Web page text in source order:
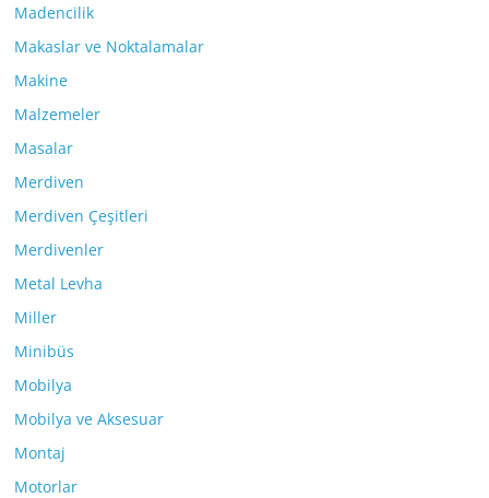
Madencilik
Makaslar ve Noktalamalar
Makine
Malzemeler
Masalar
Merdiven
Merdiven Çeşitleri
Merdivenler
Metal Levha
Miller
Minibüs
Mobilya
Mobilya ve Aksesuar
Montaj
Motorlar